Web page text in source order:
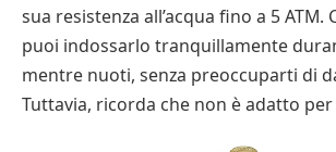
sua resistenza all’acqua fino a 5 ATM.
puoi indossarlo tranquillamente
mentre nuoti, senza preoccuparti di
Tuttavia, ricorda che non è adatto